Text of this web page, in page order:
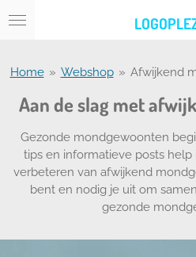
Ga
de
Home » Webshop » Afwijkend
Aan de slag met
Gezonde mondgewoonten
tips en informatieve posts help
verbeteren van afwijkend
bent en nodig je uit om
gezonde